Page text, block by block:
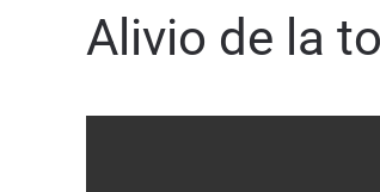
Alivio de la